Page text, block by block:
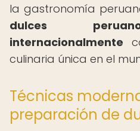
la gastronomía
dulces
internacionalmente
culinaria única en el
Técnicas
preparación de